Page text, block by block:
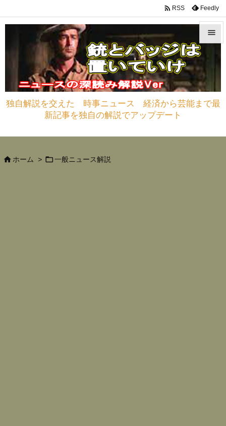
独自解説を交えた 時事ニュース 経済から芸能まで最
新記事を独自の解説でアップデート


サイド


 RSS Feedly
 ホーム >  一般ニュース解説